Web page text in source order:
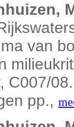
van
, C007/
pp.,